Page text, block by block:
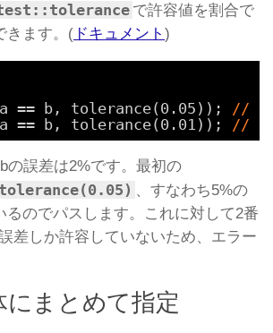
で許容値を割合で
きます。( ドキュメント )
== b, tolerance(0.05));
//
== b, tolerance(0.01));
//
の誤差は2%です。最初の
tolerance(0.05) 、すなわち5%の
るのでパスします。これに対して2番
差しか許容していないため、エラー
にまとめて指定